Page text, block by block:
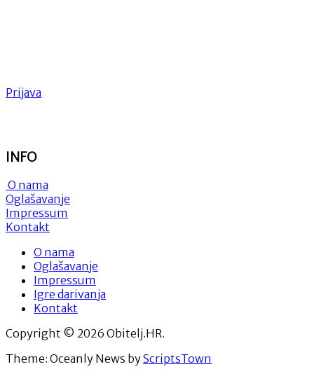
Prijava
INFO
O nama
Oglašavanje
Impressum
Kontakt
O nama
Oglašavanje
Impressum
Igre darivanja
Kontakt
Copyright © 2026 Obitelj.HR.
Theme: Oceanly News byScriptsTown